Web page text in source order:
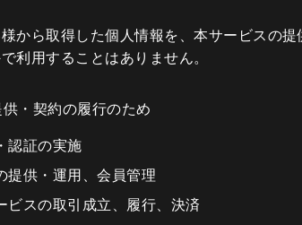
から取得した個人情報を、本サービスの
利用することはありません。
・契約の履行のため
認証の実施
提供・運用、会員管理
ビスの取引成立、履行、決済